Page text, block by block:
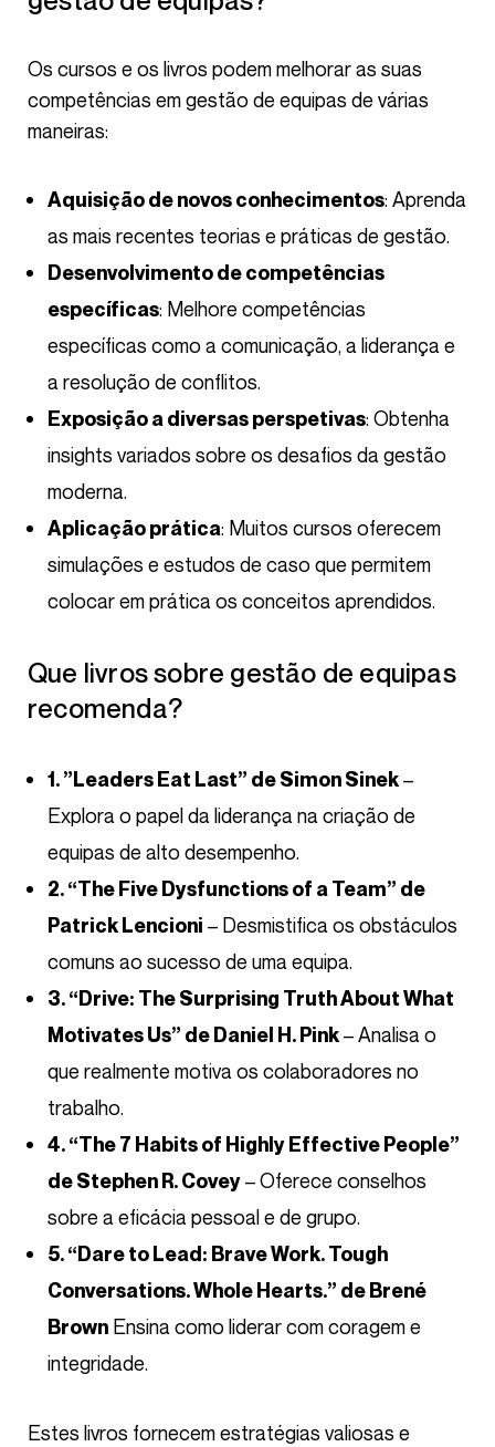
Os cursos e os livros podem melhorar as suas
competências em gestão de equipas de várias
maneiras:
Aquisição de novos conhecimentos: Aprenda
as mais recentes teorias e práticas de gestão.
Desenvolvimento de competências
específicas: Melhore competências
específicas como a comunicação, a liderança e
a resolução de conflitos.
Exposição a diversas perspetivas: Obtenha
insights variados sobre os desafios da gestão
moderna.
Aplicação prática: Muitos cursos oferecem
simulações e estudos de caso que permitem
colocar em prática os conceitos aprendidos.
Que livros sobre gestão de equipas
recomenda?
1. ”Leaders Eat Last” de Simon Sinek–
Explora o papel da liderança na criação de
equipas de alto desempenho.
2. “The Five Dysfunctions of a Team” de
Patrick Lencioni – Desmistifica os obstáculos
comuns ao sucesso de uma equipa.
3. “Drive: The Surprising Truth About What
Motivates Us” de Daniel H. Pink– Analisa o
que realmente motiva os colaboradores no
trabalho.
4. “The 7 Habits of Highly Effective People”
de Stephen R. Covey– Oferece conselhos
sobre a eficácia pessoal e de grupo.
5. “Dare to Lead: Brave Work. Tough
Conversations. Whole Hearts.” de Brené
Brown Ensina como liderar com coragem e
integridade.
Estes livros fornecem estratégias valiosas e